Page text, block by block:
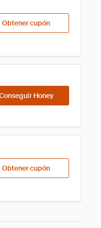
Obtener cupón
Honey
Obtener cupón